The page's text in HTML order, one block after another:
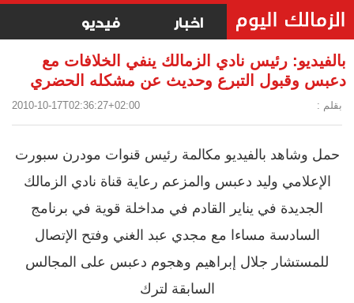
اخبار فيديو
بالفيديو: رئيس نادي الزمالك ينفي الخلافات مع
دعبس وقبول التبرع وحديث عن مشكله الحضري
بقلم : 2010-10-17T02:36:27+02:00
حمل وشاهد بالفيديو مكالمة رئيس قنوات مودرن سبورت
الإعلامي وليد دعبس والمزعم رعاية قناة نادي الزمالك
الجديدة في يناير القادم في مداخلة قوية في برنامج
السادسة مساءا مع مجدي عبد الغني وفتح الإتصال
للمستشار جلال إبراهيم وهجوم دعبس على المجالس
السابقة لترك